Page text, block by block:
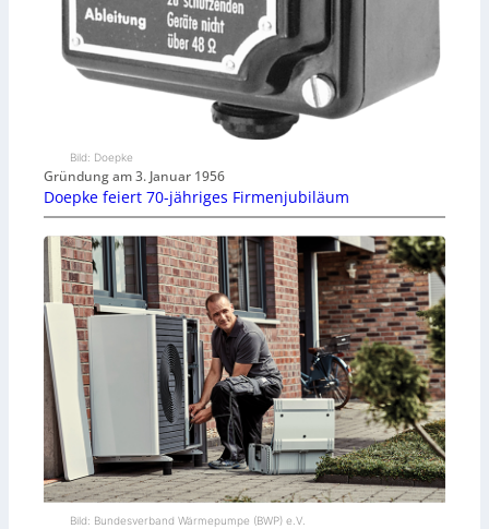
Bild: Doepke
Gründung am 3. Januar 1956
Doepke feiert 70-jähriges Firmenjubiläum
Bild: Bundesverband Wärmepumpe (BWP) e.V.